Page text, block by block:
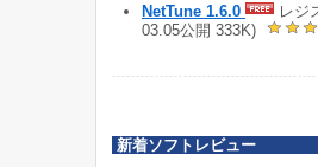
NetTune 1.6.0
レジ
03.05公開 333K)
新着ソフトレビュー